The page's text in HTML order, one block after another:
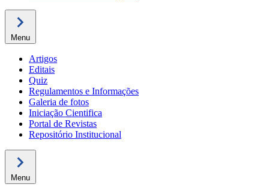
Menu
Artigos
Editais
Quiz
Regulamentos e Informações
Galeria de fotos
Iniciação Cientifica
Portal de Revistas
Repositório Institucional
Menu